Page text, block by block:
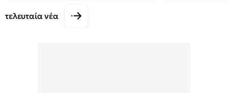
τελευταία νέα